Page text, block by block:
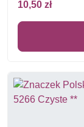
10,50 zł